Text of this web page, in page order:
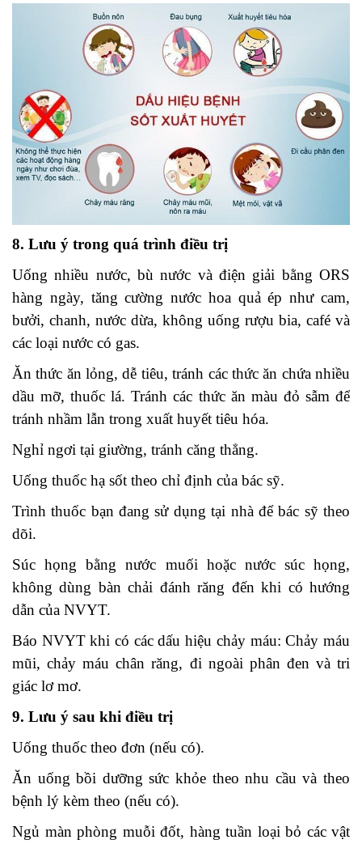
8. Lưu ý trong quá trình điều trị
Uống nhiều nước, bù nước và điện giải bằng ORS
hàng ngày, tăng cường nước hoa quả ép như cam,
bưởi, chanh, nước dừa, không uống rượu bia, café và
các loại nước có gas.
Ăn thức ăn lỏng, dễ tiêu, tránh các thức ăn chứa nhiều
dầu mỡ, thuốc lá. Tránh các thức ăn màu đỏ sẫm để
tránh nhầm lẫn trong xuất huyết tiêu hóa.
Nghỉ ngơi tại giường, tránh căng thẳng.
Uống thuốc hạ sốt theo chỉ định của bác sỹ.
Trình thuốc bạn đang sử dụng tại nhà để bác sỹ theo
dõi.
Súc họng bằng nước muối hoặc nước súc họng,
không dùng bàn chải đánh răng đến khi có hướng
dẫn của NVYT.
Báo NVYT khi có các dấu hiệu chảy máu: Chảy máu
mũi, chảy máu chân răng, đi ngoài phân đen và tri
giác lơ mơ.
9. Lưu ý sau khi điều trị
Uống thuốc theo đơn (nếu có).
Ăn uống bồi dưỡng sức khỏe theo nhu cầu và theo
bệnh lý kèm theo (nếu có).
Ngủ màn phòng muỗi đốt, hàng tuần loại bỏ các vật